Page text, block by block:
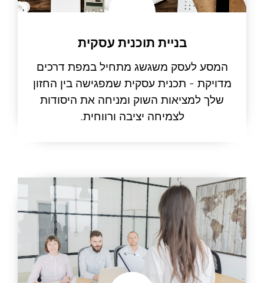
בניית תוכנית עסקית
המסע לעסק משגשג מתחיל במפת דרכים
מדויקת - תכנית עסקית שמפגישה בין החזון
שלך למציאות השוק ומניחה את היסודות
לצמיחה יציבה ורווחית.